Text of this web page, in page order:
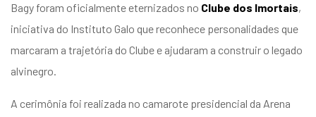
Bagy foram oficialmente eternizados no Clube dos Imortais,
iniciativa do Instituto Galo que reconhece personalidades que
marcaram a trajetória do Clube e ajudaram a construir o legado
alvinegro.
A cerimônia foi realizada no camarote presidencial da Arena